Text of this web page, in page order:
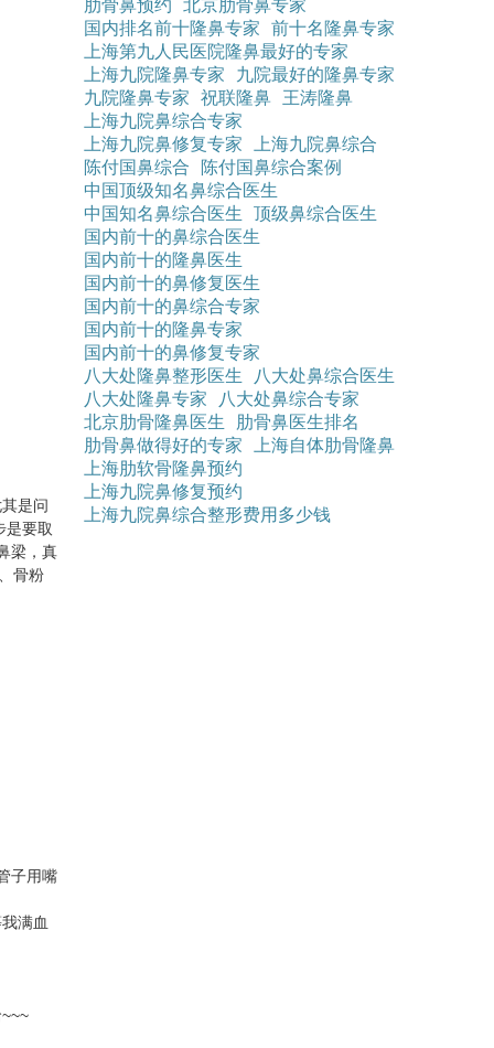
是问
是要取
梁，真
骨粉
子用嘴
满血
肋骨鼻预约
北京肋骨鼻专家
国内排名前十隆鼻专家
前十名隆鼻专家
上海第九人民医院隆鼻最好的专家
上海九院隆鼻专家
九院最好的隆鼻专家
九院隆鼻专家
祝联隆鼻
王涛隆鼻
上海九院鼻综合专家
上海九院鼻修复专家
上海九院鼻综合
陈付国鼻综合
陈付国鼻综合案例
中国顶级知名鼻综合医生
中国知名鼻综合医生
顶级鼻综合医生
国内前十的鼻综合医生
国内前十的隆鼻医生
国内前十的鼻修复医生
国内前十的鼻综合专家
国内前十的隆鼻专家
国内前十的鼻修复专家
八大处隆鼻整形医生
八大处鼻综合医生
八大处隆鼻专家
八大处鼻综合专家
北京肋骨隆鼻医生
肋骨鼻医生排名
肋骨鼻做得好的专家
上海自体肋骨隆鼻
上海肋软骨隆鼻预约
上海九院鼻修复预约
上海九院鼻综合整形费用多少钱